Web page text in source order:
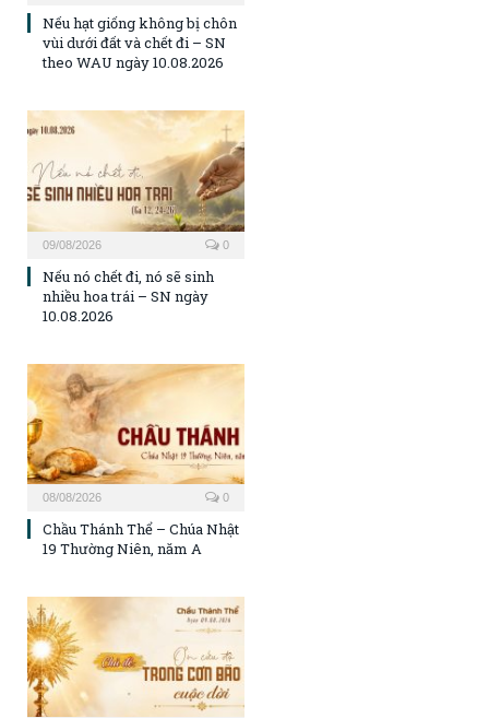
Nếu hạt giống không bị chôn
vùi dưới đất và chết đi – SN
theo WAU ngày 10.08.2026
09/08/2026 0
Nếu nó chết đi, nó sẽ sinh
nhiều hoa trái – SN ngày
10.08.2026
08/08/2026 0
Chầu Thánh Thể – Chúa Nhật
19 Thường Niên, năm A